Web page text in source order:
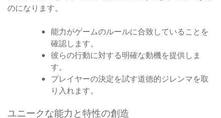
のになります。
能力がゲームのルールに合致していることを
確認します。
彼らの行動に対する明確な動機を提供しま
す。
プレイヤーの決定を試す道徳的ジレンマを取
り入れます。
ユニークな能力と特性の創造